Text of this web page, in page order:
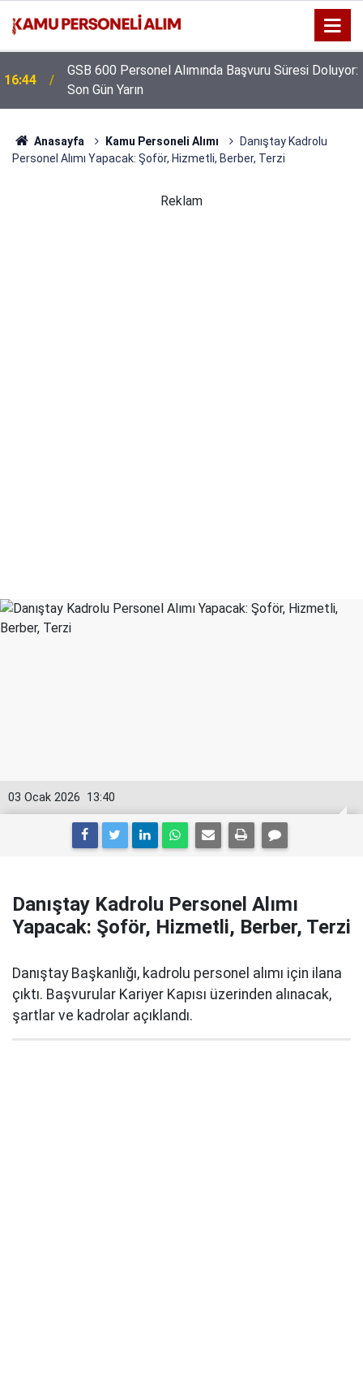
16:44
GSB 600 Personel Alımında Başvuru Süresi Doluyor:
Son Gün Yarın
Anasayfa Kamu Personeli Alımı
Danıştay Kadrolu
Personel Alımı Yapacak: Şoför, Hizmetli, Berber, Terzi
Reklam
13:40
03 Ocak 2026
Danıştay Kadrolu Personel Alımı
Yapacak: Şoför, Hizmetli, Berber, Terzi
Danıştay Başkanlığı, kadrolu personel alımı için ilana
çıktı. Başvurular Kariyer Kapısı üzerinden alınacak,
şartlar ve kadrolar açıklandı.